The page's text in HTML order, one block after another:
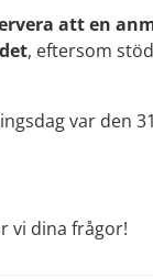
att en
, eftersom
var den
vi dina frågor!